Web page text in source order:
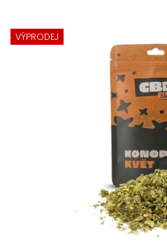
VÝPRODEJ